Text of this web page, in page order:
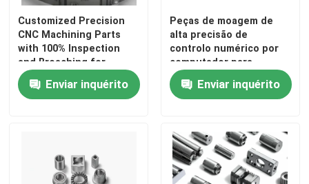
Morrem os componentes da carcaça
Serviço de Soldadura Personalizado
Customized Precision
CNC Machining Parts
with 100% Inspection
and Broaching for
Stainless Steel and
AluminumEnviar inquérito
Peças de moagem de
alta precisão de
controlo numérico por
computador para
métodos de
processamento
Enviar inquérito